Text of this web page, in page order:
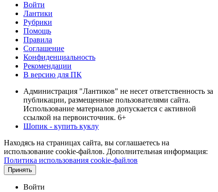
Войти
Лантики
Рубрики
Помощь
Правила
Соглашение
Конфиденциальность
Рекомендации
В версию для ПК
Администрация "Лантиков" не несет ответственность за
публикации, размещенные пользователями сайта.
Использование материалов допускается с активной
ссылкой на первоисточник. 6+
Шопик - купить куклу
Находясь на страницах сайта, вы соглашаетесь на
использование cookie-файлов. Дополнительная информация:
Политика использования cookie-файлов
Принять
Войти